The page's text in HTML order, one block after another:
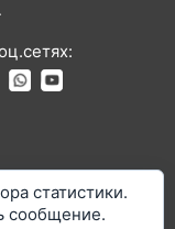
статистики.
сообщение.